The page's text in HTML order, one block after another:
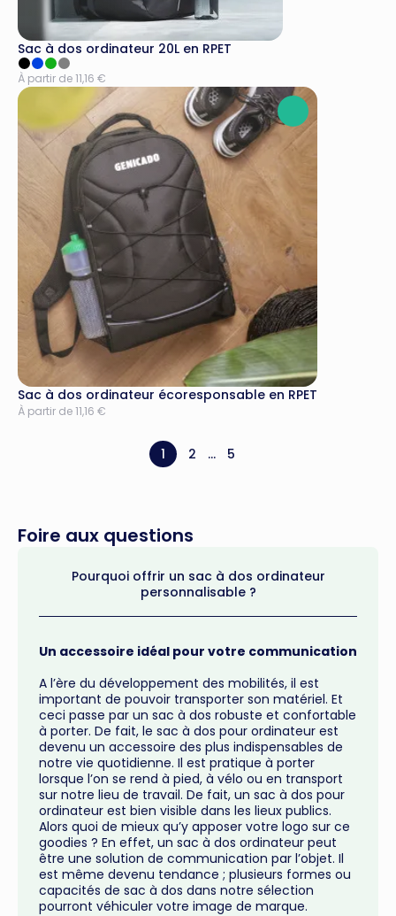
Sac à dos ordinateur 20L en RPET
À partir de 11,16 €
Sac à dos ordinateur écoresponsable en RPET
À partir de 11,16 €
1 2 ... 5
Foire aux questions
Pourquoi offrir un sac à dos ordinateur
personnalisable ?
Un accessoire idéal pour votre communication
A l’ère du développement des mobilités, il est
important de pouvoir transporter son matériel. Et
ceci passe par un sac à dos robuste et confortable
à porter. De fait, le sac à dos pour ordinateur est
devenu un accessoire des plus indispensables de
notre vie quotidienne. Il est pratique à porter
lorsque l’on se rend à pied, à vélo ou en transport
sur notre lieu de travail. De fait, un sac à dos pour
ordinateur est bien visible dans les lieux publics.
Alors quoi de mieux qu’y apposer votre logo sur ce
goodies ? En effet, un sac à dos ordinateur peut
être une solution de communication par l’objet. Il
est même devenu tendance ; plusieurs formes ou
capacités de sac à dos dans notre sélection
pourront véhiculer votre image de marque.